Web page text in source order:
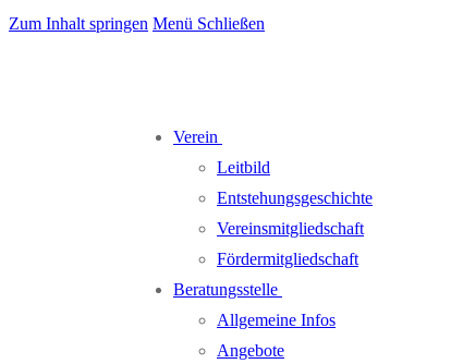
Zum Inhalt springen Menü Schließen
Verein
Leitbild
Entstehungsgeschichte
Vereinsmitgliedschaft
Fördermitgliedschaft
Beratungsstelle
Allgemeine Infos
Angebote